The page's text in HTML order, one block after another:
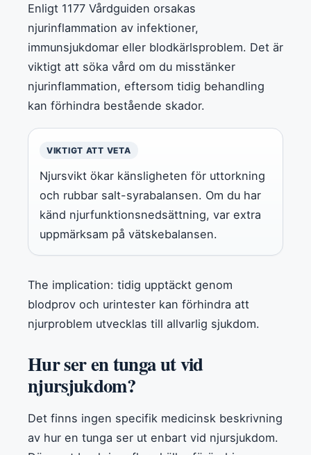
Enligt 1177 Vårdguiden orsakas
njurinflammation av infektioner,
immunsjukdomar eller blodkärlsproblem. Det är
viktigt att söka vård om du misstänker
njurinflammation, eftersom tidig behandling
kan förhindra bestående skador.
VIKTIGT ATT VETA
Njursvikt ökar känsligheten för uttorkning
och rubbar salt-syrabalansen. Om du har
känd njurfunktionsnedsättning, var extra
uppmärksam på vätskebalansen.
The implication: tidig upptäckt genom
blodprov och urintester kan förhindra att
njurproblem utvecklas till allvarlig sjukdom.
Hur ser en tunga ut vid
njursjukdom?
Det finns ingen specifik medicinsk beskrivning
av hur en tunga ser ut enbart vid njursjukdom.